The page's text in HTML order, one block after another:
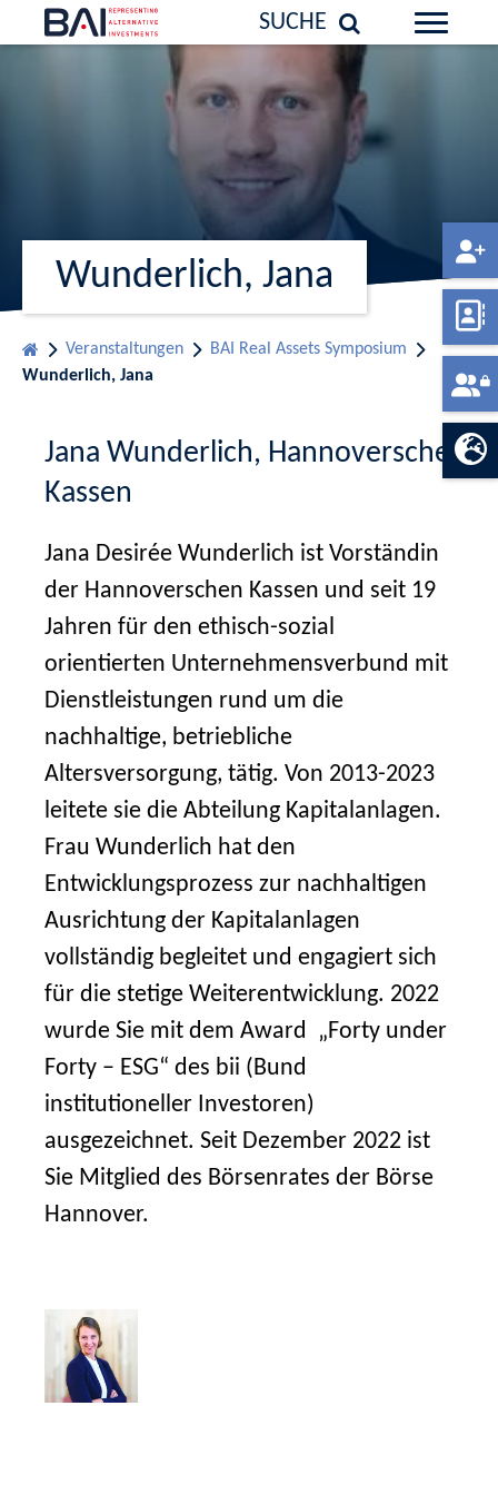
SUCHE
Wunderlich, Jana
Veranstaltungen
BAI Real Assets Symposium
Wunderlich, Jana
Jana Wunderlich, Hannoversche
Kassen
Jana Desirée Wunderlich ist Vorständin
der Hannoverschen Kassen und seit 19
Jahren für den ethisch-sozial
orientierten Unternehmensverbund mit
Dienstleistungen rund um die
nachhaltige, betriebliche
Altersversorgung, tätig. Von 2013-2023
leitete sie die Abteilung Kapitalanlagen.
Frau Wunderlich hat den
Entwicklungsprozess zur nachhaltigen
Ausrichtung der Kapitalanlagen
vollständig begleitet und engagiert sich
für die stetige Weiterentwicklung. 2022
wurde Sie mit dem Award „Forty under
Forty – ESG“ des bii (Bund
institutioneller Investoren)
ausgezeichnet. Seit Dezember 2022 ist
Sie Mitglied des Börsenrates der Börse
Hannover.